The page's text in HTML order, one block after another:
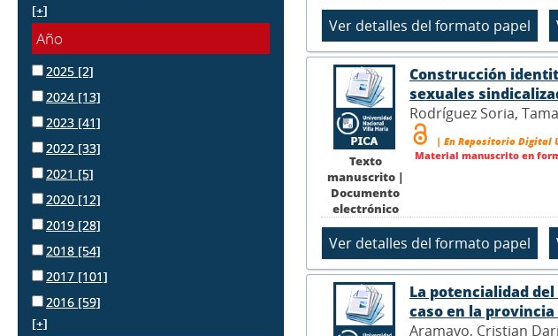
[+]
Año
2025 [2]
2024 [13]
2023 [41]
2022 [33]
2021 [5]
2020 [12]
2019 [28]
2018 [54]
2017 [101]
2016 [59]
[+]
Texto
manuscrito |
Documento
electrónico
Construcción
sexuales
Rodríguez Soria,
| En Repositorio Digital
Material manuscrito en
La potencialidad
caso en la provincia
Aramayo, Cristian